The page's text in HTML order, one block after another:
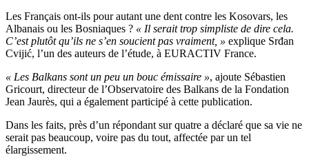
Les Français ont-ils pour autant une dent contre les Kosovars, les
Albanais ou les Bosniaques ? « Il serait trop simpliste de dire cela.
C’est plutôt qu’ils ne s’en soucient pas vraiment, » explique Srđan
Cvijić, l’un des auteurs de l’étude, à EURACTIV France.
« Les Balkans sont un peu un bouc émissaire », ajoute Sébastien
Gricourt, directeur de l’Observatoire des Balkans de la Fondation
Jean Jaurès, qui a également participé à cette publication.
Dans les faits, près d’un répondant sur quatre a déclaré que sa vie ne
serait pas beaucoup, voire pas du tout, affectée par un tel
élargissement.